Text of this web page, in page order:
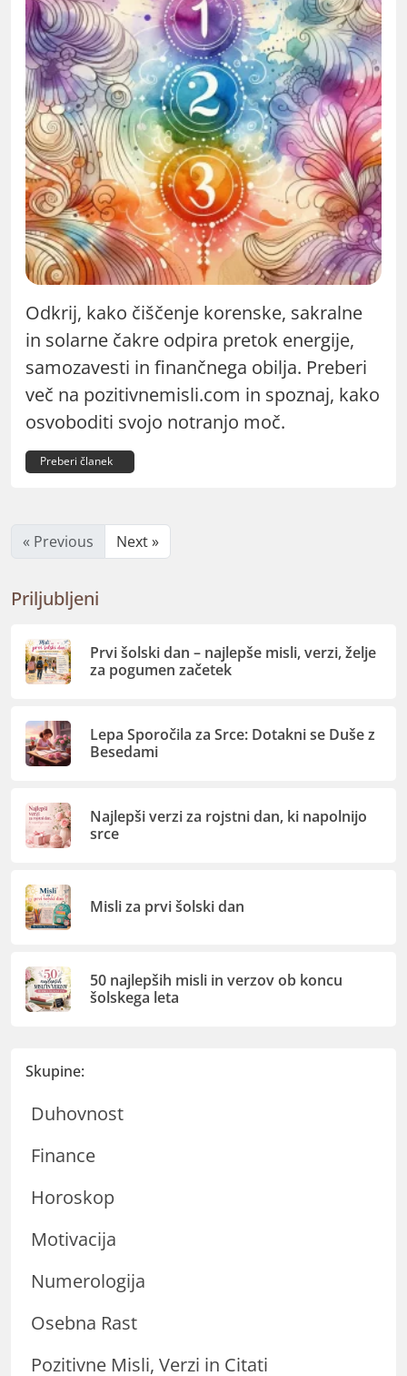
Odkrij, kako čiščenje korenske, sakralne
in solarne čakre odpira pretok energije,
samozavesti in finančnega obilja. Preberi
več na pozitivnemisli.com in spoznaj, kako
osvoboditi svojo notranjo moč.
Preberi članek
« Previous Next »
Priljubljeni
Prvi šolski dan – najlepše misli, verzi, želje
za pogumen začetek
Lepa Sporočila za Srce: Dotakni se Duše z
Besedami
Najlepši verzi za rojstni dan, ki napolnijo
srce
Misli za prvi šolski dan
50 najlepših misli in verzov ob koncu
šolskega leta
Skupine:
Duhovnost
Finance
Horoskop
Motivacija
Numerologija
Osebna Rast
Pozitivne Misli, Verzi in Citati